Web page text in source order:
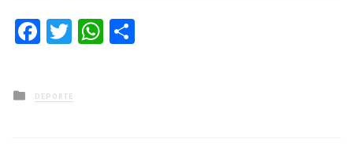
Facebook
TwitterWhatsApp
Posted
in
DEPORTE